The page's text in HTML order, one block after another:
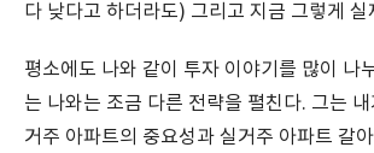
다 낮다고 하더라도) 그리고 지금 그렇게 실
평소에도 나와 같이 투자 이야기를 많이 나
는 나와는 조금 다른 전략을 펼친다. 그는
거주 아파트의 중요성과 실거주 아파트 갈